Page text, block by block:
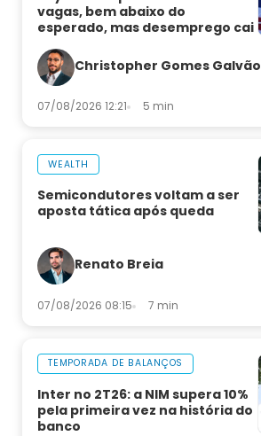
vagas, bem abaixo do
esperado, mas desemprego cai
Christopher Gomes Galvão
07/08/2026 12:21 5 min
WEALTH
Semicondutores voltam a ser
aposta tática após queda
Renato Breia
07/08/2026 08:15 7 min
TEMPORADA DE BALANÇOS
Inter no 2T26: a NIM supera 10%
pela primeira vez na história do
banco